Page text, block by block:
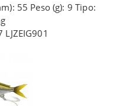
55 Peso (g): 9 Tipo: